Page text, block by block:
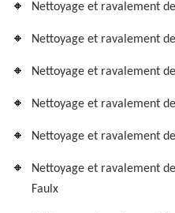
Nettoyage et ravalement
Nettoyage et ravalement
Nettoyage et ravalement
Nettoyage et ravalement
Nettoyage et ravalement
Nettoyage et ravalement
Faulx